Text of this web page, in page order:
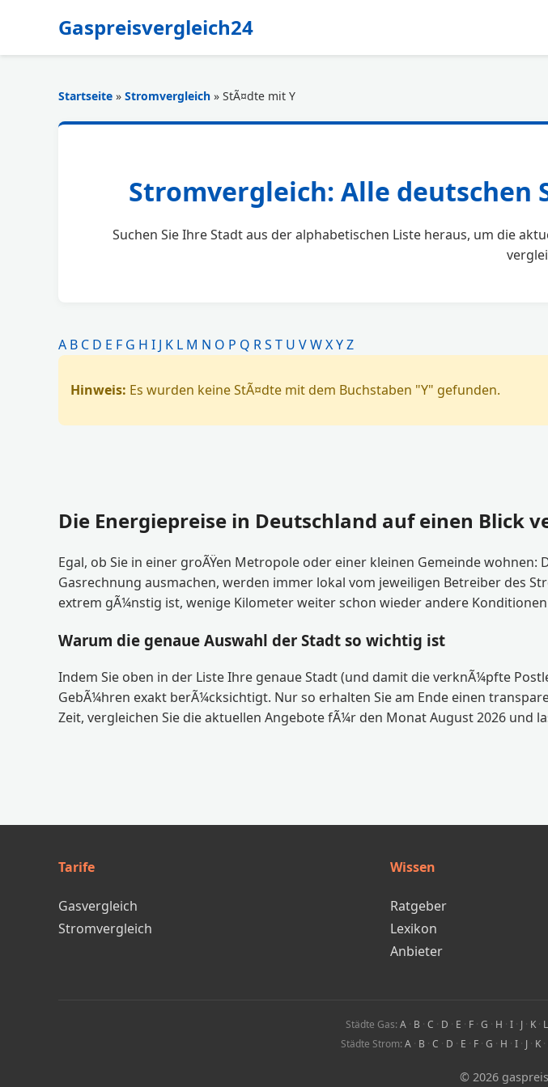
Gaspreisvergleich24
Startseite » Stromvergleich » StÃ¤dte mit Y
Stromvergleich: Alle deutschen
Suchen Sie Ihre Stadt aus der alphabetischen Liste heraus, um die
A B C D E F G H I J K L M N O P Q RS T U VWXYZ
Hinweis: Es wurden keine StÃ¤dte mit dem Buchstaben "Y" gefunden.
Die Energiepreise in Deutschland auf einen Blick
Egal, ob Sie in einer groÃŸen Metropole oder einer kleinen Gemeinde
Gasrechnung ausmachen, werden immer lokal vom jeweiligen Betreiber des
extrem gÃ¼nstig ist, wenige Kilometer weiter schon wieder andere
Warum die genaue Auswahl der Stadt so wichtig ist
Indem Sie oben in der Liste Ihre genaue Stadt (und damit die verknÃ¼pfte
GebÃ¼hren exakt berÃ¼cksichtigt. Nur so erhalten Sie am Ende einen
Zeit, vergleichen Sie die aktuellen Angebote fÃ¼r den Monat August 2026 und
Tarife
Gasvergleich
Stromvergleich
Wissen
Ratgeber
Lexikon
Anbieter
Städte Gas: A · B · C · D · E · F · G · H · I · J · K · L
Städte Strom: A · B · C · D · E · F · G · H · I · J · K ·
© 2026